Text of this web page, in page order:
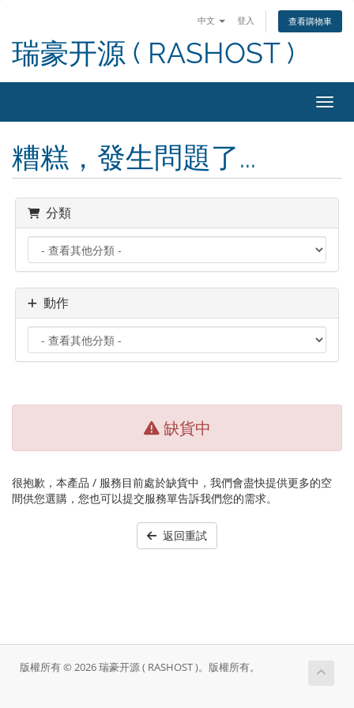
中文 登入 查看購物車
瑞豪开源 ( RASHOST )
切換
糟糕，發生問題了...
分類
動作
缺貨中
很抱歉，本產品 / 服務目前處於缺貨中，我們會盡快提供更多的空
間供您選購，您也可以提交服務單告訴我們您的需求。
返回重試
版權所有 © 2026 瑞豪开源 ( RASHOST )。版權所有。